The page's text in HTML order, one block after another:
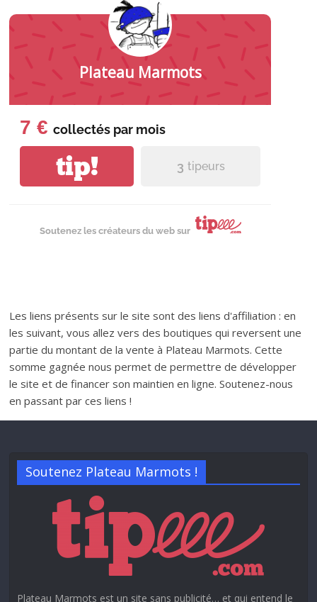
Plateau Marmots
7 € collectés par mois
tip! 3 tipeurs
Soutenez les créateurs du web sur
Les liens présents sur le site sont des liens d'affiliation : en
les suivant, vous allez vers des boutiques qui reversent une
partie du montant de la vente à Plateau Marmots. Cette
somme gagnée nous permet de permettre de développer
le site et de financer son maintien en ligne. Soutenez-nous
en passant par ces liens !
Soutenez Plateau Marmots !
Plateau Marmots est un site sans publicité… et qui entend le